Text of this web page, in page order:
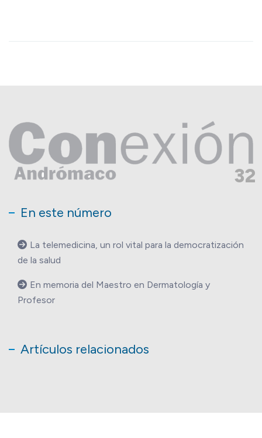
32
En este número
La telemedicina, un rol vital para la democratización
de la salud
En memoria del Maestro en Dermatología y
Profesor
Artículos relacionados